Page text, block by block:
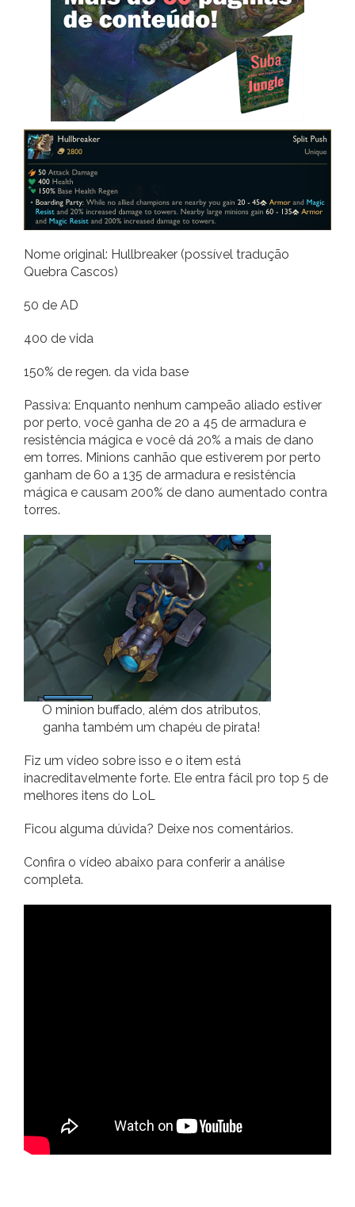
Nome original: Hullbreaker (possível tradução
Quebra Cascos)
50 de AD
400 de vida
150% de regen. da vida base
Passiva: Enquanto nenhum campeão aliado estiver
por perto, você ganha de 20 a 45 de armadura e
resistência mágica e você dá 20% a mais de dano
em torres. Minions canhão que estiverem por perto
ganham de 60 a 135 de armadura e resistência
mágica e causam 200% de dano aumentado contra
torres.
O minion buffado, além dos atributos,
ganha também um chapéu de pirata!
Fiz um vídeo sobre isso e o item está
inacreditavelmente forte. Ele entra fácil pro top 5 de
melhores itens do LoL
Ficou alguma dúvida? Deixe nos comentários.
Confira o vídeo abaixo para conferir a análise
completa.